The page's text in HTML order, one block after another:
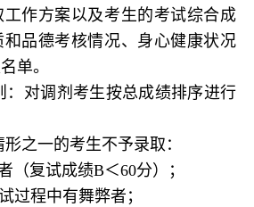
作方案以及考生的考试综合成
品德考核情况、身心健康状况
单。
：对调剂考生按总成绩排序进行
形之一的考生不予录取：
（复试成绩B＜60分）；
过程中有舞弊者；